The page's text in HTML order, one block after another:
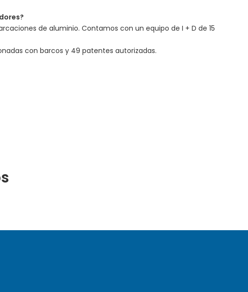
de aluminio. Contamos con un equipo de I + D de 15
con barcos y 49 patentes autorizadas.